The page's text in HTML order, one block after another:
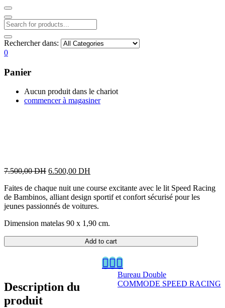
Rechercher dans:
0
Panier
Aucun produit dans le chariot
commencer à magasiner
7.500,00DH Original
was:
7.500,00 DH.
6.500,00 DH
is:
6.500,00 DH.
Faites de chaque nuit une course excitante avec le lit Speed Racing
de Bambinos, alliant design sportif et confort sécurisé pour les
jeunes passionnés de voitures.
Dimension matelas 90 x 1,90 cm.
Add to cart
Bureau Double
COMMODE SPEED RACING
Description du
produit